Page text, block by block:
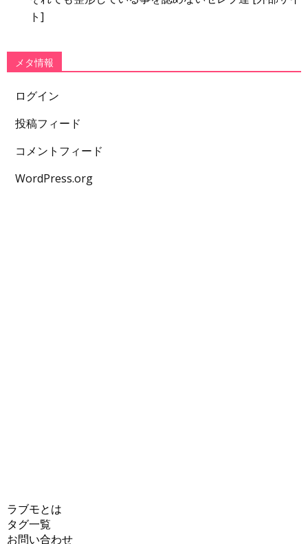
ト]
メタ情報
ログイン
投稿フィード
コメントフィード
WordPress.org
ラブモとは
タグ一覧
お問い合わせ